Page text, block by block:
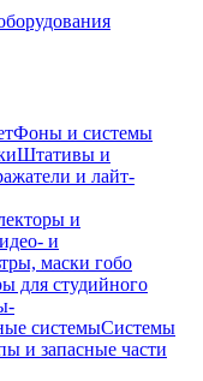
Фоны и системы
Штативы и
и лайт-
и
и
маски гобо
для студийного
системыСистемы
и запасные части